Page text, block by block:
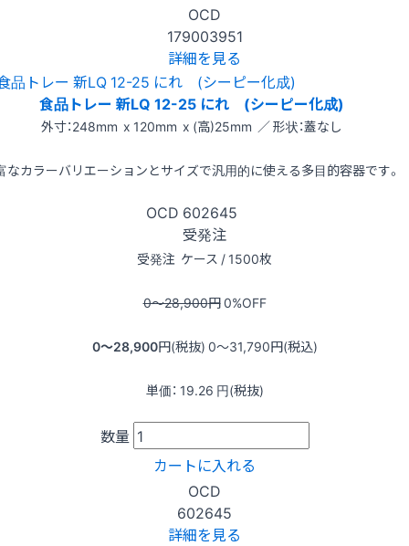
OCD
179003951
詳細を見る
食品トレー 新LQ 12-25 にれ (シーピー化成)
外寸：248mm x 120mm x (高)25mm ／ 形状：蓋なし
なカラーバリエーションとサイズで汎用的に使える多目的容器です。
OCD 602645
受発注
受発注 ケース / 1500枚
0〜28,900円0%OFF
0〜28,900円(税抜) 0〜31,790円(税込)
単価： 19.26 円(税抜)
数量
カートに入れる
OCD
602645
詳細を見る